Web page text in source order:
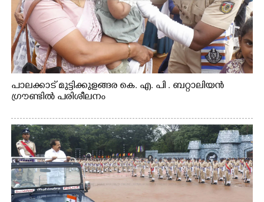
പാലക്കാട് മുട്ടിക്കുളങ്ങര കെ. എ. പി . ബറ്റാലിയൻ
ഗ്രൗണ്ടിൽ പരിശീലനം